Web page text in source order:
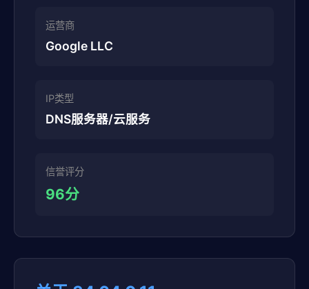
运营商
Google LLC
IP类型
DNS服务器/云服务
信誉评分
96分